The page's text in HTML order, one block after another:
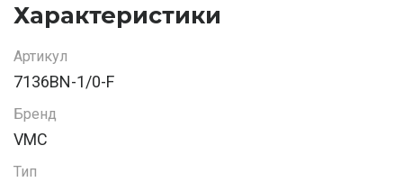
Характеристики
Артикул
7136BN-1/0-F
Бренд
VMC
Тип